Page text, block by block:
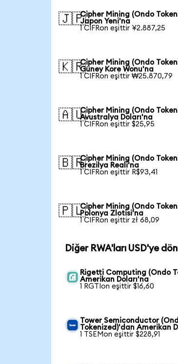
🇯🇵Cipher Mining (Ondo
Japon Yeni'na
1 CIFRon eşittir ¥2.887,25
🇰🇷Cipher Mining (Ondo
Güney Kore Wonu'na
1 CIFRon eşittir ₩25.870,79
🇦🇺Cipher Mining (Ondo
Avustralya Doları'na
1 CIFRon eşittir $25,95
🇧🇷Cipher Mining (Ondo
Brezilya Reali'na
1 CIFRon eşittir R$93,41
🇵🇱Cipher Mining (Ondo
Polonya Zlotisi'na
1 CIFRon eşittir zł 68,09
Diğer RWA'ları USD'ye
Rigetti Computing (Ondo
Amerikan Doları'na
1 RGTIon eşittir $16,60
Tower Semiconductor
Tokenized)'dan Amerikan
1 TSEMon eşittir $228,91